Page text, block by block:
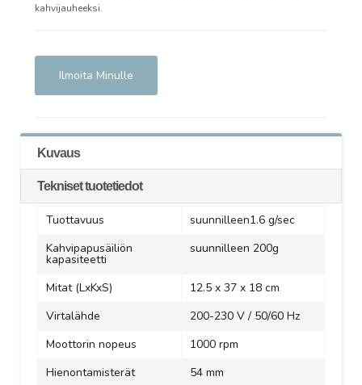
kahvijauheeksi.
Ilmoita Minulle
Kuvaus
Tekniset tuotetiedot
Tuottavuus
suunnilleen1.6 g/sec
Kahvipapusäiliön
kapasiteetti
suunnilleen 200g
Mitat (LxKxS)
12.5 x 37 x 18 cm
Virtalähde
200-230 V / 50/60 Hz
Moottorin nopeus
1000 rpm
Hienontamisterät
54 mm